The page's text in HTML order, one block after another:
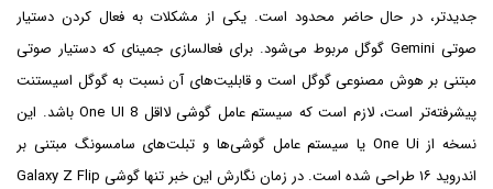
جدیدتر، در حال حاضر محدود است. یکی از مشکلات به فعال کردن دستیار
صوتی Gemini گوگل مربوط می‌شود. برای فعالسازی جمینای که دستیار صوتی
مبتنی بر هوش مصنوعی گوگل است و قابلیت‌های آن نسبت به گوگل اسیستنت
پیشرفته‌تر است، لازم است که سیستم عامل گوشی لااقل One UI 8 باشد. این
نسخه از One Ui یا سیستم عامل گوشی‌ها و تبلت‌های سامسونگ مبتنی بر
اندروید ۱۶ طراحی شده است. در زمان نگارش این خبر تنها گوشی Galaxy Z Flip